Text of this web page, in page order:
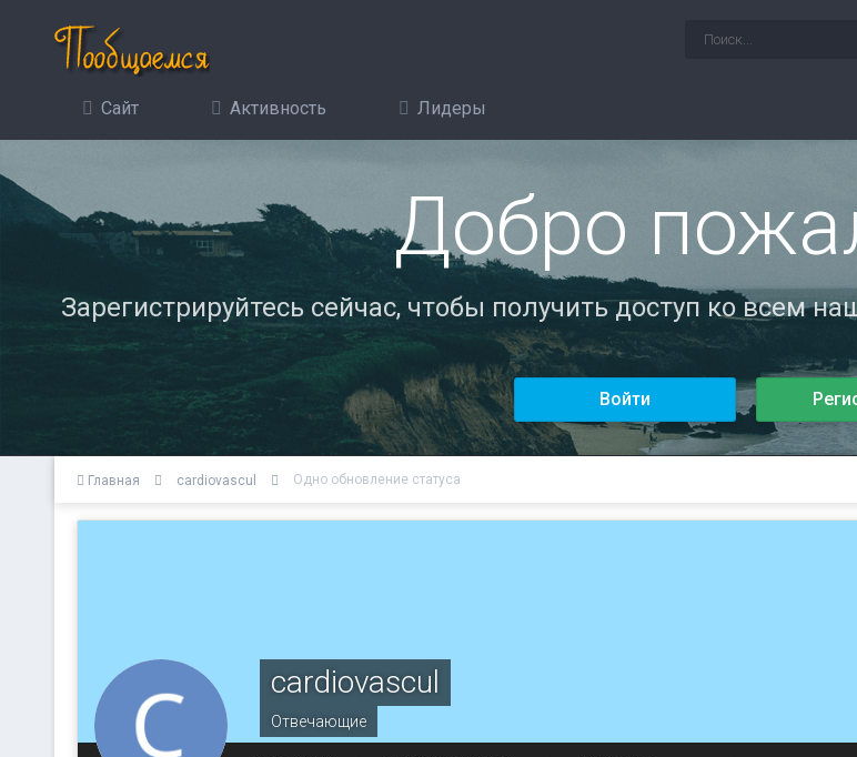
Сайт Активность Лидеры
Добро
Зарегистрируйтесь сейчас, чтобы получить доступ ко всем
Войти
Главная cardiovascul Одно обновление статуса
cardiovascul
Отвечающие